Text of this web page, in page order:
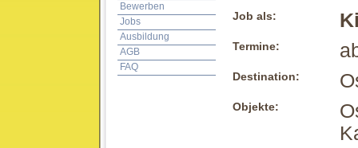
Bewerben
Jobs
Ausbildung
AGB
FAQ
Job als:
Termine:
Destination:
Objekte: